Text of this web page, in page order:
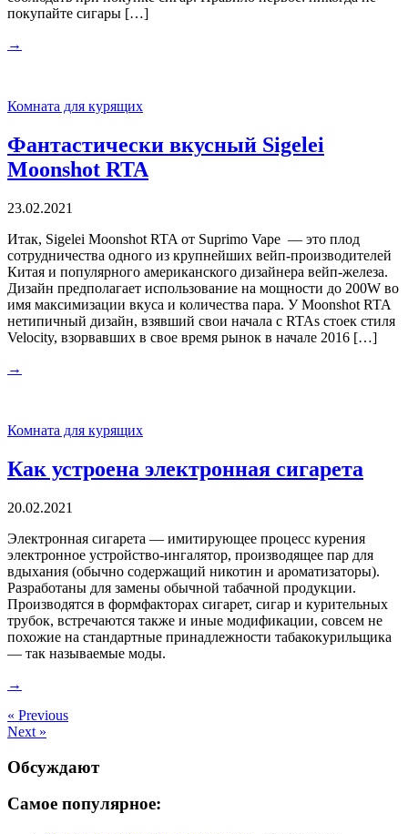
покупайте сигары […]
→
Комната для курящих
Фантастически вкусный Sigelei
Moonshot RTA
23.02.2021
Итак, Sigelei Moonshot RTA от Suprimo Vape — это плод
сотрудничества одного из крупнейших вейп-производителей
Китая и популярного американского дизайнера вейп-железа.
Дизайн предполагает использование на мощности до 200W во
имя максимизации вкуса и количества пара. У Moonshot RTA
нетипичный дизайн, взявший свои начала с RTAs стоек стиля
Velocity, взорвавших в свое время рынок в начале 2016 […]
→
Комната для курящих
Как устроена электронная сигарета
20.02.2021
Электронная сигарета — имитирующее процесс курения
электронное устройство-ингалятор, производящее пар для
вдыхания (обычно содержащий никотин и ароматизаторы).
Разработаны для замены обычной табачной продукции.
Производятся в формфакторах сигарет, сигар и курительных
трубок, встречаются также и иные модификации, совсем не
похожие на стандартные принадлежности табакокурильщика
— так называемые моды.
→
« Previous
Next »
Обсуждают
Самое популярное: